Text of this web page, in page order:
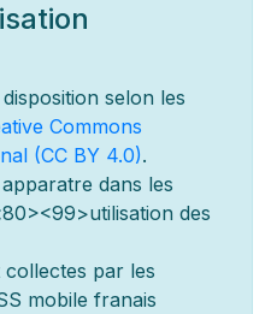
disposition selon les
Commons
(CC BY 4.0).
tre dans les
des
collectes par les
mobile franais